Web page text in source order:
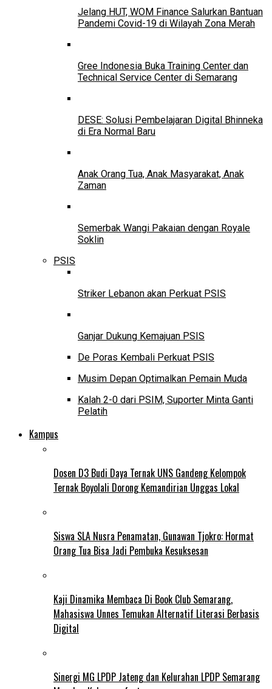
Jelang HUT, WOM Finance Salurkan Bantuan
Pandemi Covid-19 di Wilayah Zona Merah
Gree Indonesia Buka Training Center dan
Technical Service Center di Semarang
DESE: Solusi Pembelajaran Digital Bhinneka
di Era Normal Baru
Anak Orang Tua, Anak Masyarakat, Anak
Zaman
Semerbak Wangi Pakaian dengan Royale
Soklin
PSIS
Striker Lebanon akan Perkuat PSIS
Ganjar Dukung Kemajuan PSIS
De Poras Kembali Perkuat PSIS
Musim Depan Optimalkan Pemain Muda
Kalah 2-0 dari PSIM, Suporter Minta Ganti
Pelatih
Kampus
Dosen D3 Budi Daya Ternak UNS Gandeng Kelompok
Ternak Boyolali Dorong Kemandirian Unggas Lokal
Siswa SLA Nusra Penamatan, Gunawan Tjokro: Hormat
Orang Tua Bisa Jadi Pembuka Kesuksesan
Kaji Dinamika Membaca Di Book Club Semarang,
Mahasiswa Unnes Temukan Alternatif Literasi Berbasis
Digital
Sinergi MG LPDP Jateng dan Kelurahan LPDP Semarang